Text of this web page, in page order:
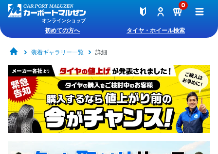
オンラインショップ
0
初めての方へ タイヤ・ホイール検索
装着ギャラリー一覧 詳細